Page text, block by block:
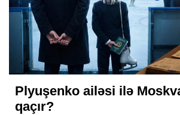
Plyuşenko ailəsi ilə
qaçır?